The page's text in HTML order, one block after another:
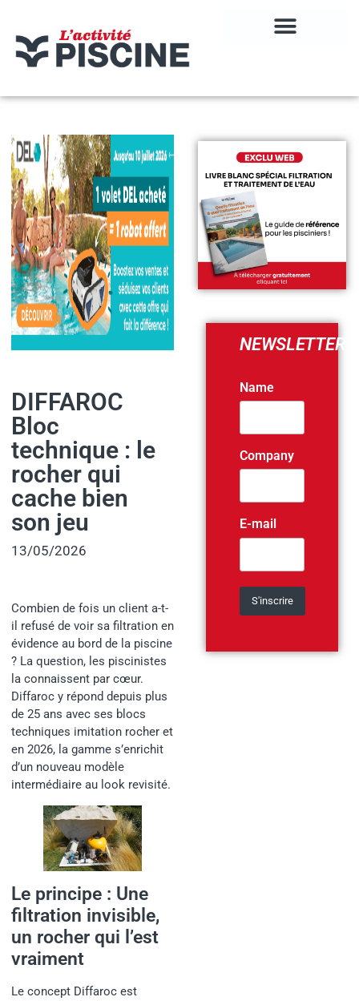
DIFFAROC
Bloc
technique : le
rocher qui
cache bien
son jeu
13/05/2026
Combien de fois un client a-t-
il refusé de voir sa filtration en
évidence au bord de la piscine
? La question, les piscinistes
la connaissent par cœur.
Diffaroc y répond depuis plus
de 25 ans avec ses blocs
techniques imitation rocher et
en 2026, la gamme s’enrichit
d’un nouveau modèle
intermédiaire au look revisité.
Le principe : Une
filtration invisible,
un rocher qui l’est
vraiment
Le concept Diffaroc est
NEWSLETTER
Name
Company
E-mail